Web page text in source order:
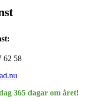
62 58
365 dagar om året!